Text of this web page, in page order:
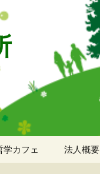
学カフェ 法人概要